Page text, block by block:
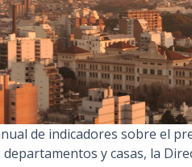
de indicadores sobre el
y casas, la